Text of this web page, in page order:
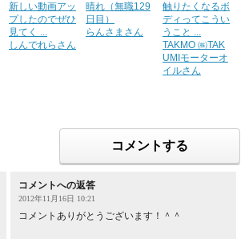
新しい動画アッ
プしたのでぜひ
見てく ...
しんでれらさん
晴れ（無職129
日目）
らんさまさん
触りたくなるボ
ディってこうい
うこと ...
TAKMO ㈱TAK
UMIモーターオ
イルさん
コメントする
コメントへの返答
2012年11月16日 10:21
コメントありがとうございます！＾＾